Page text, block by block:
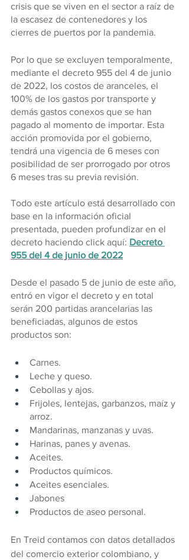
crisis que se viven en el sector a raíz de
la escasez de contenedores y los
cierres de puertos por la pandemia.
Por lo que se excluyen temporalmente,
mediante el decreto 955 del 4 de junio
de 2022, los costos de aranceles, el
100% de los gastos por transporte y
demás gastos conexos que se han
pagado al momento de importar. Esta
acción promovida por el gobierno,
tendrá una vigencia de 6 meses con
posibilidad de ser prorrogado por otros
6 meses tras su previa revisión.
Todo este artículo está desarrollado con
base en la información oficial
presentada, pueden profundizar en el
decreto haciendo click aquí: Decreto
955 del 4 de junio de 2022
Desde el pasado 5 de junio de este año,
entró en vigor el decreto y en total
serán 200 partidas arancelarias las
beneficiadas, algunos de estos
productos son:
Carnes.
Leche y queso.
Cebollas y ajos.
Frijoles, lentejas, garbanzos, maíz y
arroz.
Mandarinas, manzanas y uvas.
Harinas, panes y avenas.
Aceites.
Productos químicos.
Aceites esenciales.
Jabones
Productos de aseo personal.
En Treid contamos con datos detallados
del comercio exterior colombiano, y